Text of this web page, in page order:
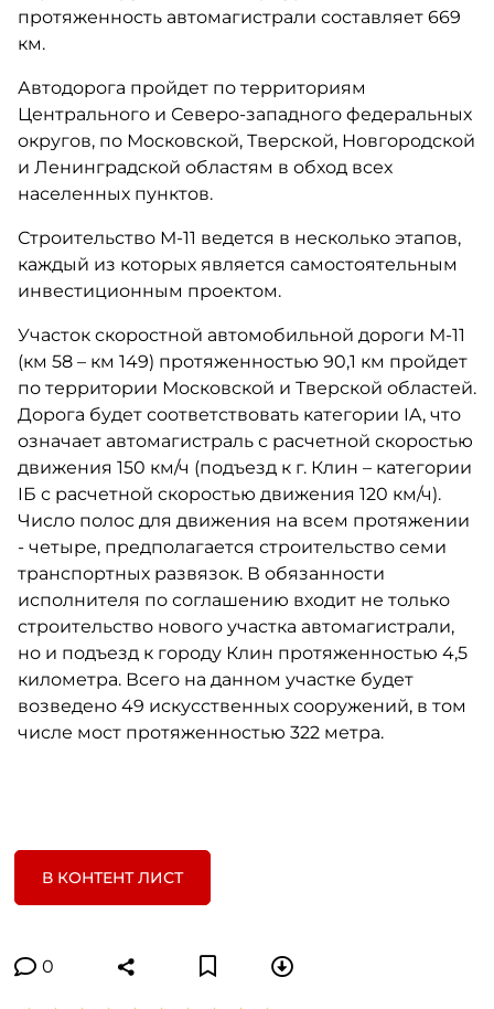
протяженность автомагистрали составляет 669
км.
Автодорога пройдет по территориям
Центрального и Северо-западного федеральных
округов, по Московской, Тверской, Новгородской
и Ленинградской областям в обход всех
населенных пунктов.
Строительство М-11 ведется в несколько этапов,
каждый из которых является самостоятельным
инвестиционным проектом.
Участок скоростной автомобильной дороги М-11
(км 58 – км 149) протяженностью 90,1 км пройдет
по территории Московской и Тверской областей.
Дорога будет соответствовать категории IA, что
означает автомагистраль с расчетной скоростью
движения 150 км/ч (подъезд к г. Клин – категории
IБ с расчетной скоростью движения 120 км/ч).
Число полос для движения на всем протяжении
- четыре, предполагается строительство семи
транспортных развязок. В обязанности
исполнителя по соглашению входит не только
строительство нового участка автомагистрали,
но и подъезд к городу Клин протяженностью 4,5
километра. Всего на данном участке будет
возведено 49 искусственных сооружений, в том
числе мост протяженностью 322 метра.
В КОНТЕНТ ЛИСТ
0